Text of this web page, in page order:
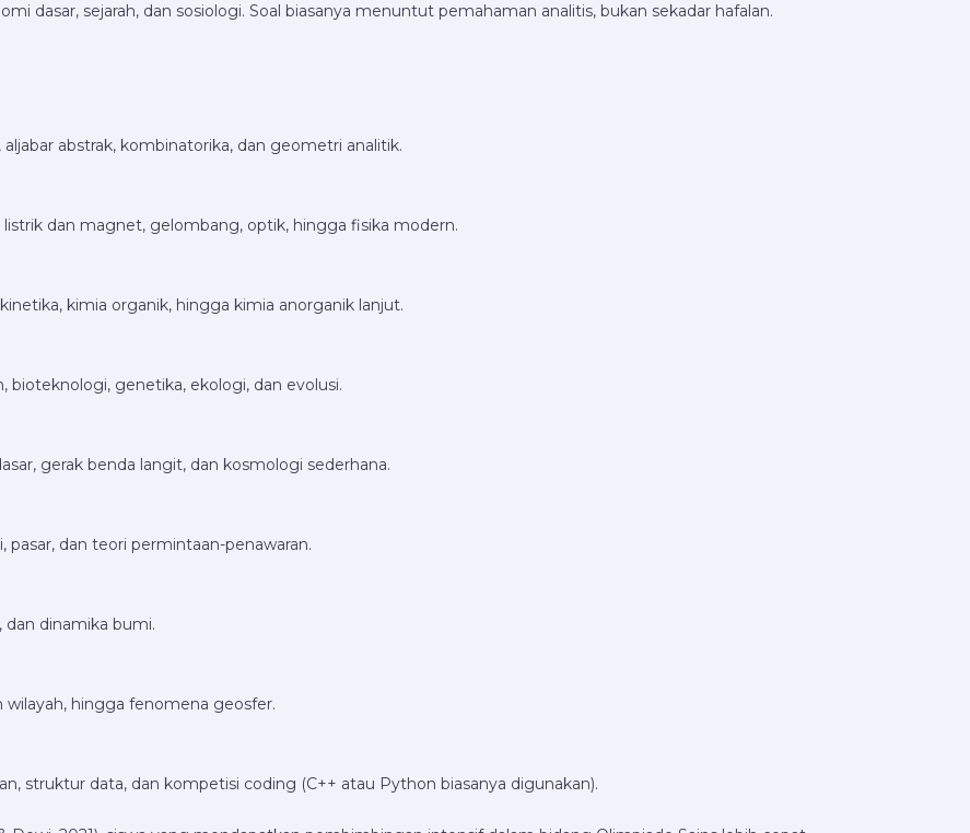
dasar, sejarah, dan sosiologi. Soal biasanya menuntut pemahaman analitis, bukan sekadar hafalan.
abstrak, kombinatorika, dan geometri analitik.
dan magnet, gelombang, optik, hingga fisika modern.
kimia organik, hingga kimia anorganik lanjut.
genetika, ekologi, dan evolusi.
gerak benda langit, dan kosmologi sederhana.
dan teori permintaan-penawaran.
dinamika bumi.
hingga fenomena geosfer.
struktur data, dan kompetisi coding (C++ atau Python biasanya digunakan).